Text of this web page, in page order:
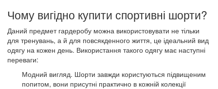
Чому вигідно купити спортивні шорти?
Даний предмет гардеробу можна використовувати не тільки
для тренувань, а й для повсякденного життя, це ідеальний вид
одягу на кожен день. Використання такого одягу має наступні
переваги:
Модний вигляд. Шорти завжди користуються підвищеним
попитом, вони присутні практично в кожній колекції